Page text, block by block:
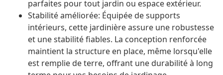
parfaites pour tout jardin ou espace extérieur.
Stabilité améliorée: Équipée de supports
intérieurs, cette jardinière assure une robustesse
et une stabilité fiables. La conception renforcée
maintient la structure en place, même lorsqu'elle
est remplie de terre, offrant une durabilité à long